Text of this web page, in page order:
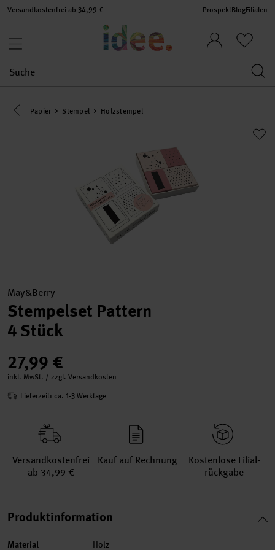
Versandkostenfrei ab 34,99 € ProspektBlogFilialen
Eine Kategorie zurück navigieren
Papier Stempel Holzstempel
May&Berry
Stempelset Pattern
4 Stück
27,99 €
inkl. MwSt. / zzgl. Versandkosten
Lieferzeit: ca. 1-3 Werktage
Versand­kosten­frei
ab 34,99 €
Kauf auf Rechnung
Kosten­lose Filial­
rückgabe
Produktinformation
Material Holz